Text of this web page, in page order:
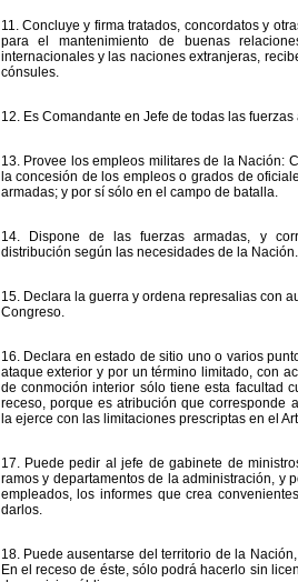
11. Concluye y firma tratados, concordatos y
para el mantenimiento de buenas
internacionales y las naciones extranjeras,
cónsules.
12. Es Comandante en Jefe de todas las
13. Provee los empleos militares de la Nación:
la concesión de los empleos o grados de
armadas; y por sí sólo en el campo de batalla.
14. Dispone de las fuerzas armadas, y
distribución según las necesidades de la Nación.
15. Declara la guerra y ordena represalias con
Congreso.
16. Declara en estado de sitio uno o varios
ataque exterior y por un término limitado, con
de conmoción interior sólo tiene esta facultad
receso, porque es atribución que corresponde
la ejerce con las limitaciones prescriptas en el
17. Puede pedir al jefe de gabinete de
ramos y departamentos de la administración, y
empleados, los informes que crea
darlos.
18. Puede ausentarse del territorio de la
En el receso de éste, sólo podrá hacerlo sin